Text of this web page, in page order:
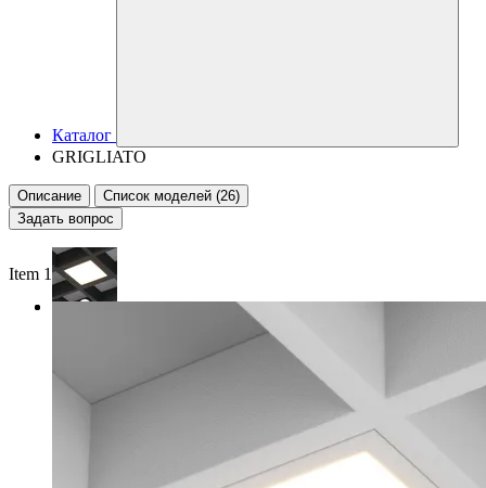
Каталог
GRIGLIATO
Описание
Список моделей (26)
Задать вопрос
Item 1 of 2